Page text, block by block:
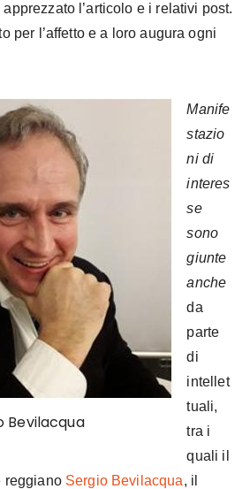
l’articolo e i relativi post.
per l’affetto e a loro augura ogni
Bevilacqua
Manife
stazio
ni di
interes
se
sono
giunte
anche
da
parte
di
intellet
tuali,
tra i
quali il
reggiano Sergio Bevilacqua, il